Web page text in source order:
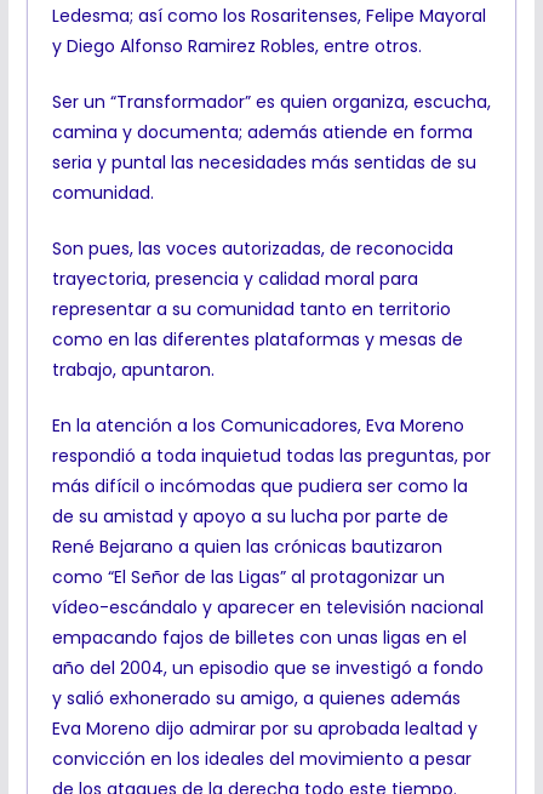
Ledesma; así como los Rosaritenses, Felipe Mayoral
y Diego Alfonso Ramirez Robles, entre otros.
Ser un “Transformador” es quien organiza, escucha,
camina y documenta; además atiende en forma
seria y puntal las necesidades más sentidas de su
comunidad.
Son pues, las voces autorizadas, de reconocida
trayectoria, presencia y calidad moral para
representar a su comunidad tanto en territorio
como en las diferentes plataformas y mesas de
trabajo, apuntaron.
En la atención a los Comunicadores, Eva Moreno
respondió a toda inquietud todas las preguntas, por
más difícil o incómodas que pudiera ser como la
de su amistad y apoyo a su lucha por parte de
René Bejarano a quien las crónicas bautizaron
como “El Señor de las Ligas” al protagonizar un
vídeo-escándalo y aparecer en televisión nacional
empacando fajos de billetes con unas ligas en el
año del 2004, un episodio que se investigó a fondo
y salió exhonerado su amigo, a quienes además
Eva Moreno dijo admirar por su aprobada lealtad y
convicción en los ideales del movimiento a pesar